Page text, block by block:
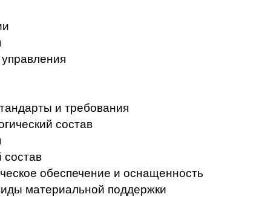
и требования
состав
состав
обеспечение и оснащенность
материальной поддержки